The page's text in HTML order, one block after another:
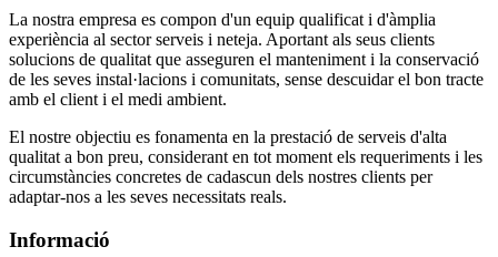
La nostra empresa es compon d'un equip qualificat i d'àmplia
experiència al sector serveis i neteja. Aportant als seus clients
solucions de qualitat que asseguren el manteniment i la conservació
de les seves instal·lacions i comunitats, sense descuidar el bon tracte
amb el client i el medi ambient.
El nostre objectiu es fonamenta en la prestació de serveis d'alta
qualitat a bon preu, considerant en tot moment els requeriments i les
circumstàncies concretes de cadascun dels nostres clients per
adaptar-nos a les seves necessitats reals.
Informació